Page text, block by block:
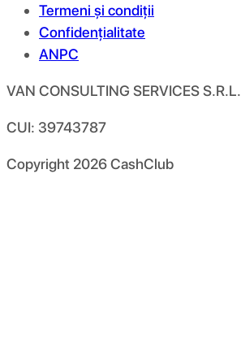
Termeni și condiții
Confidențialitate
ANPC
VAN CONSULTING SERVICES S.R.L.
CUI: 39743787
Copyright 2026CashClub